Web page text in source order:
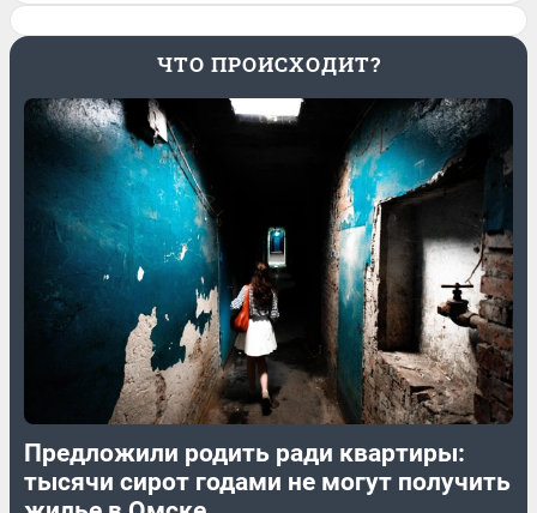
ЧТО ПРОИСХОДИТ?
Предложили родить ради квартиры:
тысячи сирот годами не могут получить